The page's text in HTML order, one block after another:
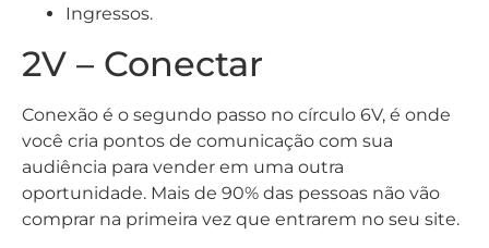
Ingressos.
2V – Conectar
Conexão é o segundo passo no círculo 6V, é onde
você cria pontos de comunicação com sua
audiência para vender em uma outra
oportunidade. Mais de 90% das pessoas não vão
comprar na primeira vez que entrarem no seu site.